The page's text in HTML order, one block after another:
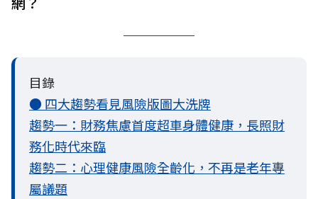
目錄
● 四大趨勢看見風險版圖大洗牌
趨勢一：財務焦慮首度超車身體健康，長照財
務化時代來臨
趨勢二：心理健康風險全齡化，不再是老年專
屬議題